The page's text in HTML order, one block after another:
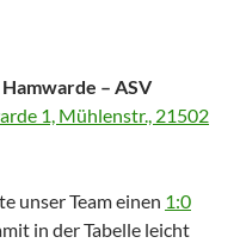
– ASV
1, Mühlenstr., 21502
unser Team einen 1:0
in der Tabelle leicht